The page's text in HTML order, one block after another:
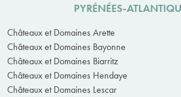
PYRÉNÉES-
Châteaux et Domaines Arette
Châteaux et Domaines Bayonne
Châteaux et Domaines Biarritz
Châteaux et Domaines Hendaye
Châteaux et Domaines Lescar